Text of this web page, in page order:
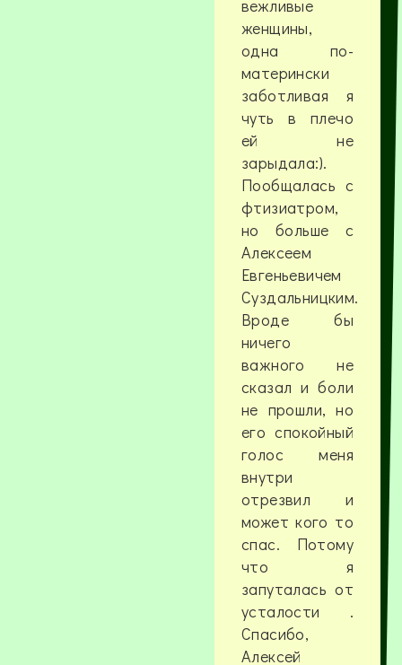
вежливые
женщины,
одна по-
матерински
заботливая я
чуть в плечо
ей не
зарыдала:).
Пообщалась с
фтизиатром,
но больше с
Алексеем
Евгеньевичем
Суздальницким.
Вроде бы
ничего
важного не
сказал и боли
не прошли, но
его спокойный
голос меня
внутри
отрезвил и
может кого то
спас. Потому
что я
запуталась от
усталости .
Спасибо,
Алексей